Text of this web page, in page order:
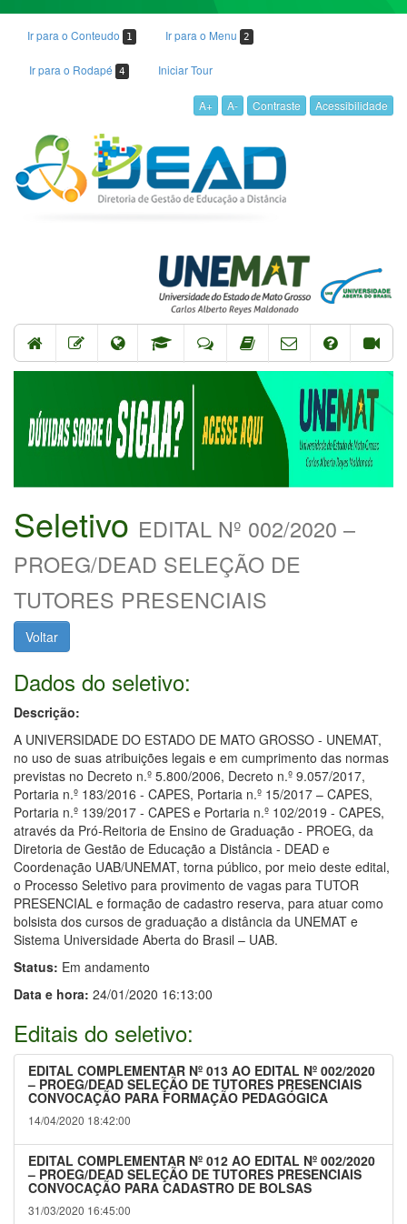
Ir para o Conteudo 1 Ir para o Menu 2
Ir para o Rodapé 4 Iniciar Tour
A+ A- Contraste Acessibilidade
Seletivo EDITAL Nº 002/2020 –
PROEG/DEAD SELEÇÃO DE
TUTORES PRESENCIAIS
Voltar
Dados do seletivo:
Descrição:
A UNIVERSIDADE DO ESTADO DE MATO GROSSO - UNEMAT,
no uso de suas atribuições legais e em cumprimento das normas
previstas no Decreto n.º 5.800/2006, Decreto n.º 9.057/2017,
Portaria n.º 183/2016 - CAPES, Portaria n.º 15/2017 – CAPES,
Portaria n.º 139/2017 - CAPES e Portaria n.º 102/2019 - CAPES,
através da Pró-Reitoria de Ensino de Graduação - PROEG, da
Diretoria de Gestão de Educação a Distância - DEAD e
Coordenação UAB/UNEMAT, torna público, por meio deste edital,
o Processo Seletivo para provimento de vagas para TUTOR
PRESENCIAL e formação de cadastro reserva, para atuar como
bolsista dos cursos de graduação a distância da UNEMAT e
Sistema Universidade Aberta do Brasil – UAB.
Status: Em andamento
Data e hora: 24/01/2020 16:13:00
Editais do seletivo:
EDITAL COMPLEMENTAR Nº 013 AO EDITAL Nº 002/2020
– PROEG/DEAD SELEÇÃO DE TUTORES PRESENCIAIS
CONVOCAÇÃO PARA FORMAÇÃO PEDAGÓGICA
14/04/2020 18:42:00
EDITAL COMPLEMENTAR Nº 012 AO EDITAL Nº 002/2020
– PROEG/DEAD SELEÇÃO DE TUTORES PRESENCIAIS
CONVOCAÇÃO PARA CADASTRO DE BOLSAS
31/03/2020 16:45:00